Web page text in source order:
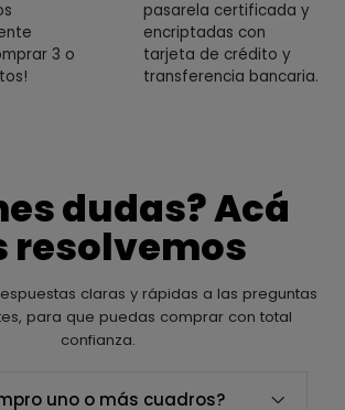
3 o
pasarela certificada y
encriptadas con
tarjeta de crédito y
transferencia bancaria.
dudas? Acá
resolvemos
claras y rápidas a las preguntas
para que puedas comprar con total
confianza.
uno o más cuadros?